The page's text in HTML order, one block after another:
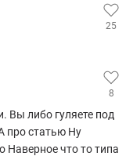
25
8
Вы либо гуляете под
про статью Ну
Наверное что то типа